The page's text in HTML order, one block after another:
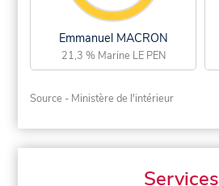
Emmanuel MACRON
21,3 % Marine LE PEN
Source - Ministère de l'intérieur
Services